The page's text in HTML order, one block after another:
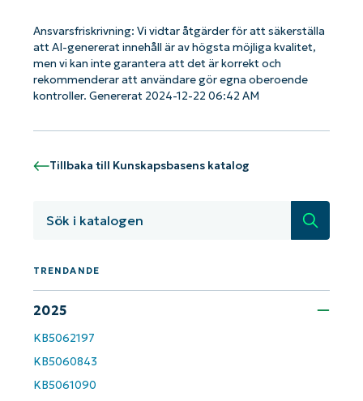
Ansvarsfriskrivning: Vi vidtar åtgärder för att säkerställa
att AI-genererat innehåll är av högsta möjliga kvalitet,
men vi kan inte garantera att det är korrekt och
rekommenderar att användare gör egna oberoende
kontroller. Genererat 2024-12-22 06:42 AM
Tillbaka till Kunskapsbasens katalog
Sök
TRENDANDE
2025
KB5062197
KB5060843
KB5061090
Kom igång med NinjaOne AI-drivna
KB-analyser!
First
last
Company
name*